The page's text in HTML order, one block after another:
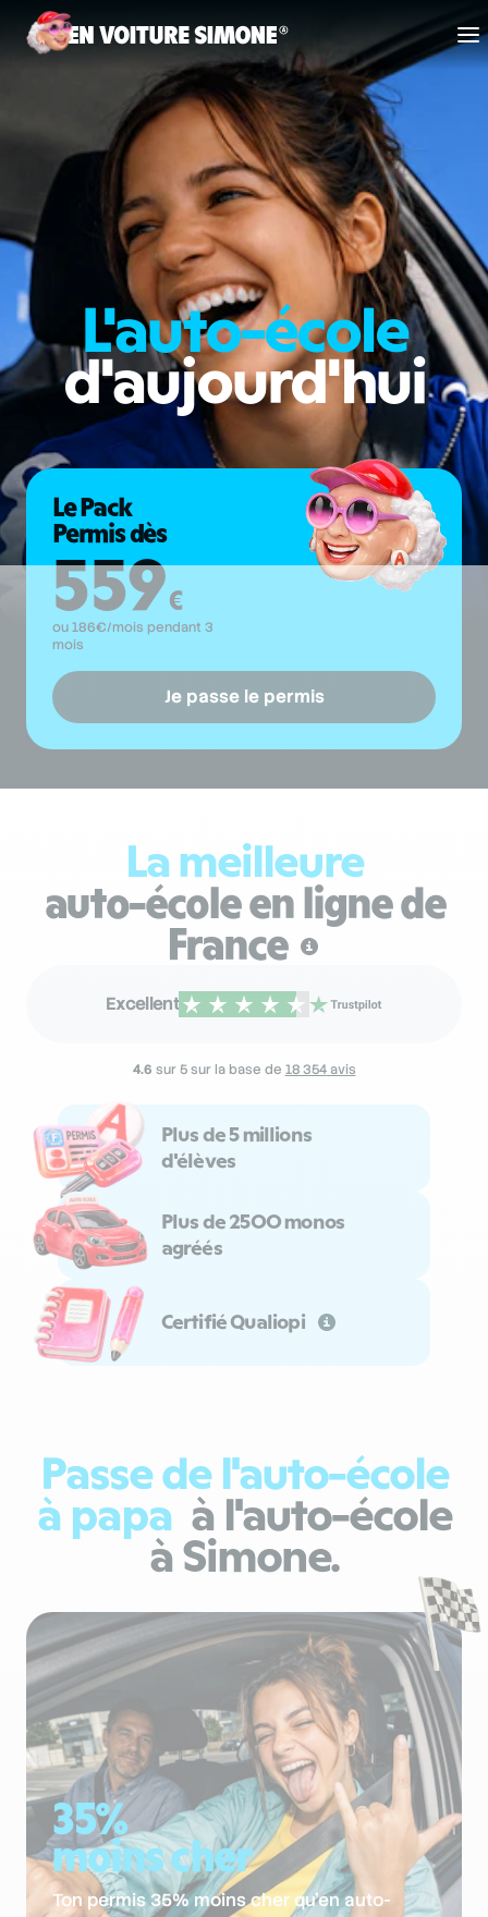
Code de la route
Permis de conduire
Allô Simone
Aide
Se connecter
L'auto-école
d'aujourd'hui
Le Pack
Permis dès
559€
ou186€/mois pendant 3
mois
Je passe le permis
La meilleure
auto-école en ligne de
France
Excellent
4.6 sur 5 sur la base de 18 354avis
Plus de 5 millions
d'élèves
Plus de 2500 monos
agréés
Certifié Qualiopi
Passe de l'auto-école
à papa à l'auto-école
à Simone.
35%
moins cher
Ton permis 35% moins cher qu'en auto-